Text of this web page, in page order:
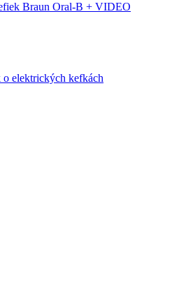
Braun Oral-B + VIDEO
o elektrických kefkách